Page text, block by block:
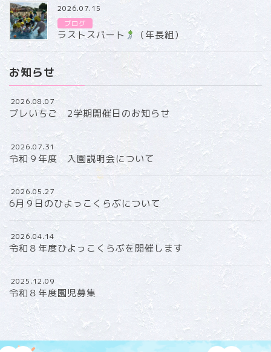
2026.07.15
ブログ
ラストスパート （年長組）
お知らせ
2026.08.07
プレいちご 2学期開催日のお知らせ
2026.07.31
令和９年度 入園説明会について
2026.05.27
6月９日のひよっこくらぶについて
2026.04.14
令和８年度ひよっこくらぶを開催します
2025.12.09
令和８年度園児募集